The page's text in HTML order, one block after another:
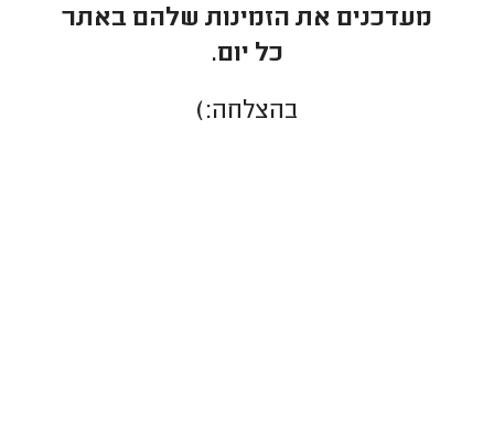
מעדכנים את הזמינות שלהם באתר
כל יום.
בהצלחה:)